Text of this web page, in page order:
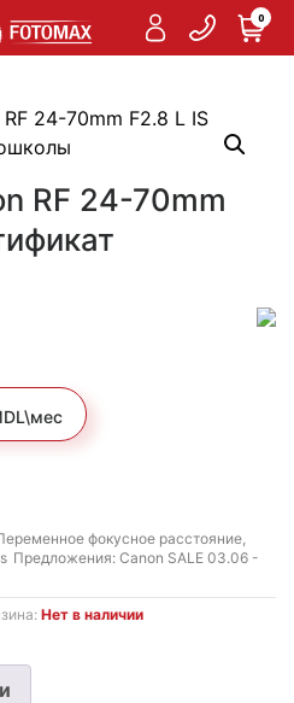
0
RF 24-70mm
MDL.
фокусное расстояние,
Предложения: Canon SALE 03.06 -
Нет в наличии